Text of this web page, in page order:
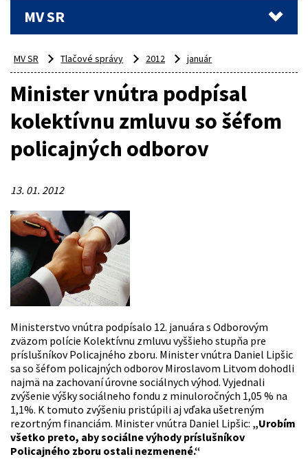
MV SR
MV SR Tlačové správy 2012 január
Minister vnútra podpísal
kolektívnu zmluvu so šéfom
policajných odborov
13. 01. 2012
Ministerstvo vnútra podpísalo 12. januára s Odborovým
zväzom polície Kolektívnu zmluvu vyššieho stupňa pre
príslušníkov Policajného zboru. Minister vnútra Daniel Lipšic
sa so šéfom policajných odborov Miroslavom Litvom dohodli
najmä na zachovaní úrovne sociálnych výhod. Vyjednali
zvýšenie výšky sociálneho fondu z minuloročných 1,05 % na
1,1%. K tomuto zvýšeniu pristúpili aj vďaka ušetreným
rezortným financiám. Minister vnútra Daniel Lipšic: „Urobím
všetko preto, aby sociálne výhody príslušníkov
Policajného zboru ostali nezmenené.“